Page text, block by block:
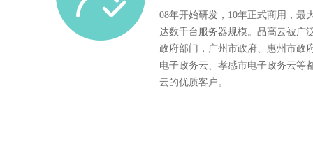
08年开始研发，10年正式商用，最
达数千台服务器规模。品高云被广
政府部门，广州市政府、惠州市政
电子政务云、孝感市电子政务云等
云的优质客户。